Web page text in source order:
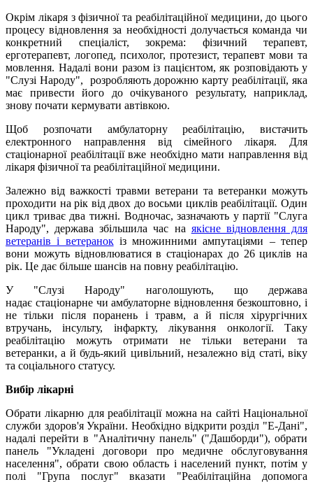
Окрім лікаря з фізичної та реабілітаційної медицини, до цього
процесу відновлення за необхідності долучається команда чи
конкретний спеціаліст, зокрема: фізичний терапевт,
ерготерапевт, логопед, психолог, протезист, терапевт мови та
мовлення. Надалі вони разом із пацієнтом, як розповідають у
"Слузі Народу", розробляють дорожню карту реабілітації, яка
має привести його до очікуваного результату, наприклад,
знову почати кермувати автівкою.
Щоб розпочати амбулаторну реабілітацію, вистачить
електронного направлення від сімейного лікаря. Для
стаціонарної реабілітації вже необхідно мати направлення від
лікаря фізичної та реабілітаційної медицини.
Залежно від важкості травми ветерани та ветеранки можуть
проходити на рік від двох до восьми циклів реабілітації. Один
цикл триває два тижні. Водночас, зазначають у партії "Слуга
Народу", держава збільшила час на якісне відновлення для
ветеранів і ветеранокіз множинними ампутаціями – тепер
вони можуть відновлюватися в стаціонарах до 26 циклів на
рік. Це дає більше шансів на повну реабілітацію.
У "Слузі Народу" наголошують, що держава
надає стаціонарне чи амбулаторне відновлення безкоштовно, і
не тільки після поранень і травм, а й після хірургічних
втручань, інсульту, інфаркту, лікування онкології. Таку
реабілітацію можуть отримати не тільки ветерани та
ветеранки, а й будь-який цивільний, незалежно від статі, віку
та соціального статусу.
Вибір лікарні
Обрати лікарню для реабілітації можна на сайті Національної
служби здоров'я України. Необхідно відкрити розділ "Е-Дані",
надалі перейти в "Аналітичну панель" ("Дашборди"), обрати
панель "Укладені договори про медичне обслуговування
населення", обрати свою область і населений пункт, потім у
полі "Група послуг" вказати "Реабілітаційна допомога